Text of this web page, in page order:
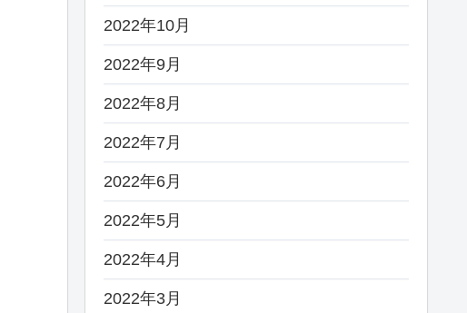
2022年10月
2022年9月
2022年8月
2022年7月
2022年6月
2022年5月
2022年4月
2022年3月